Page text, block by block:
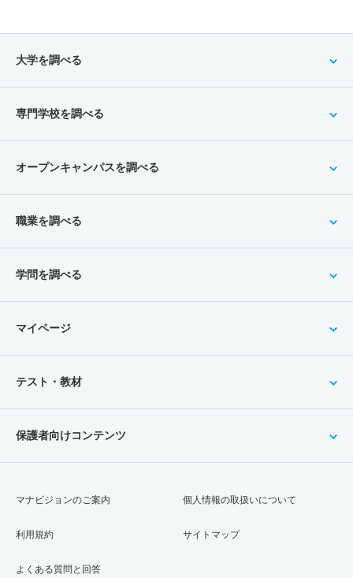
大学を調べる
専門学校を調べる
オープンキャンパスを調べる
職業を調べる
学問を調べる
マイページ
テスト・教材
保護者向けコンテンツ
マナビジョンのご案内
利用規約
よくある質問と回答
個人情報の取扱いについて
サイトマップ